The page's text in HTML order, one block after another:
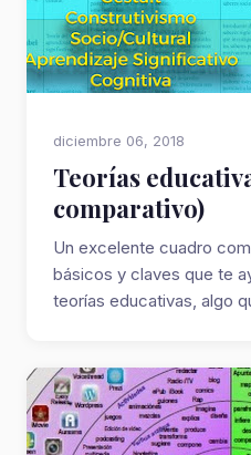
diciembre 06, 2018
Teorías
comparativo)
Un excelente cuadro
básicos y claves que te
teorías educativas, algo